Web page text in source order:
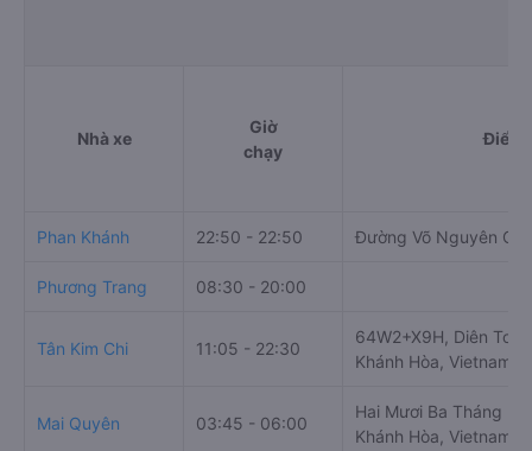
Nhà xe
Giờ
chạy
Điểm
Phan Khánh 22:50 - 22:50 Đường Võ Nguyên
Phương Trang 08:30 - 20:00
Tân Kim Chi 11:05 - 22:30
64W2+X9H, Diên
Khánh Hòa, Vietnam
Mai Quyên 03:45 - 06:00
Hai Mươi Ba Tháng
Khánh Hòa, Vietnam